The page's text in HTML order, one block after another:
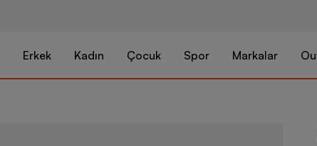
Erkek Kadın Çocuk Spor Markalar
Nike Jr.